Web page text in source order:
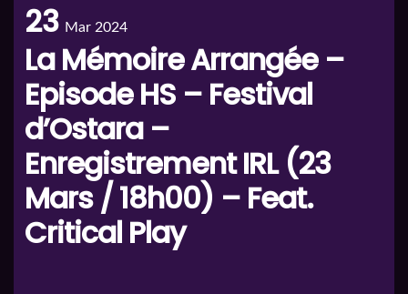
23 Mar 2024
La Mémoire Arrangée –
Episode HS – Festival
d’Ostara –
Enregistrement IRL (23
Mars / 18h00) – Feat.
Critical Play